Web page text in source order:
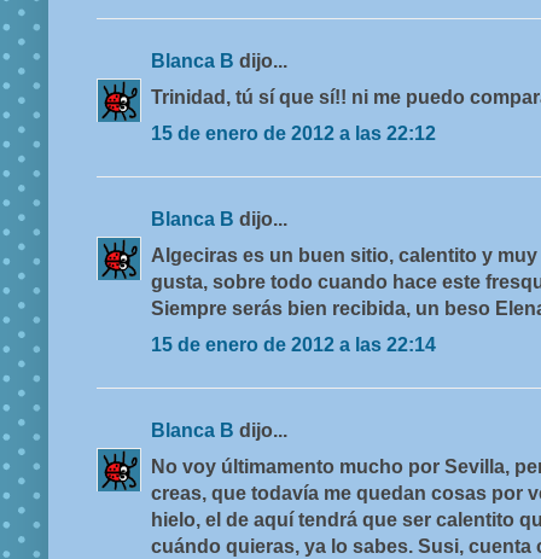
Blanca B dijo...
Trinidad, tú sí que sí!! ni me puedo
15 de enero de 2012 a las 22:12
Blanca B dijo...
Algeciras es un buen sitio, calentito y
gusta, sobre todo cuando hace este
Siempre serás bien recibida, un beso
15 de enero de 2012 a las 22:14
Blanca B dijo...
No voy últimamento mucho por Sevilla,
creas, que todavía me quedan cosas por
hielo, el de aquí tendrá que ser calentito
cuándo quieras, ya lo sabes. Susi, cuenta